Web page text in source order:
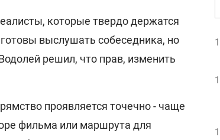
которые твердо держатся
выслушать собеседника, но
решил, что прав, изменить
проявляется точечно - чаще
фильма или маршрута для